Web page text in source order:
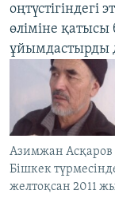
өліміне
ұйымдастырды
Азимжан Асқаров
Бішкек
желтоқсан 2011